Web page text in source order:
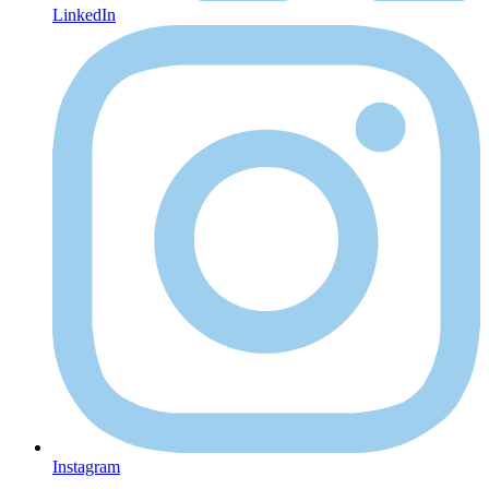
LinkedIn
Instagram